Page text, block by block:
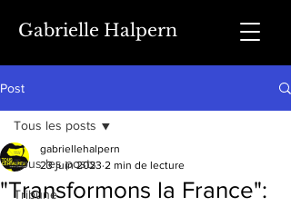
Gabrielle Halpern
Post
Tous les posts
Tribune
Tous les posts
"Transformons la France":
gabriellehalpern
23 juin 2023 2 min de lecture